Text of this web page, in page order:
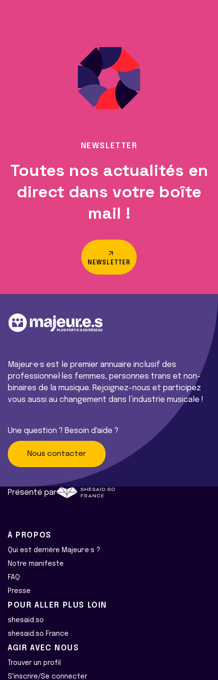
NEWSLETTER
Toutes nos actualités en
direct dans votre boîte
mail !
NEWSLETTER
Majeur·e·s est le premier annuaire inclusif des
professionnel·les femmes, personnes trans et non-
binaires de la musique. Rejoignez-nous et participez
vous aussi au changement dans l’industrie musicale !
Une question ? Besoin d'aide ?
Nous contacter
Présenté par
À PROPOS
Qui est derrière Majeur·e·s ?
Notre manifeste
FAQ
Presse
POUR ALLER PLUS LOIN
shesaid.so
shesaid.so France
AGIR AVEC NOUS
Trouver un profil
S'inscrire/Se connecter